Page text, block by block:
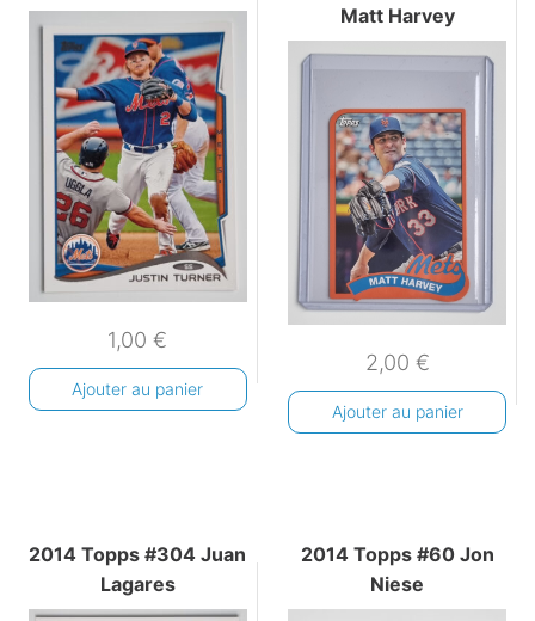
1,00€
Ajouter au panier
Matt Harvey
2,00 €
Ajouter au panier
2014 Topps #304 Juan
Lagares
2014 Topps #60 Jon
Niese